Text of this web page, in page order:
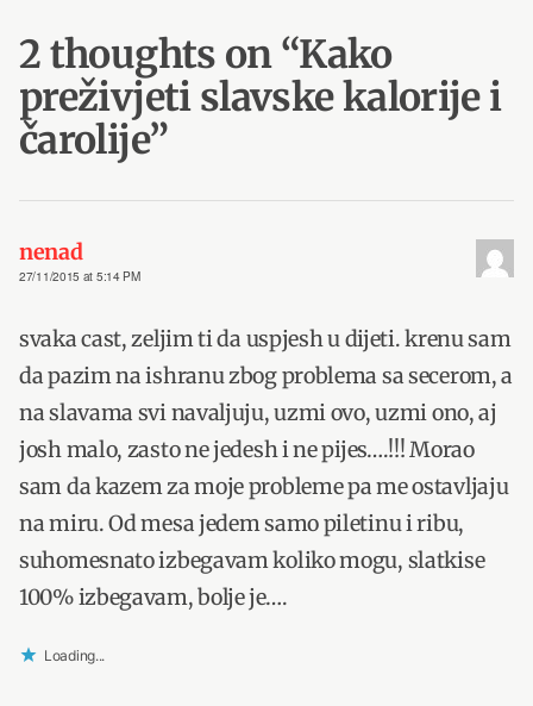
2 thoughts on “Kako
preživjeti slavske kalorije i
čarolije”
nenad
27/11/2015 at 5:14 PM
svaka cast, zeljim ti da uspjesh u dijeti. krenu sam
da pazim na ishranu zbog problema sa secerom, a
na slavama svi navaljuju, uzmi ovo, uzmi ono, aj
josh malo, zasto ne jedesh i ne pijes….!!! Morao
sam da kazem za moje probleme pa me ostavljaju
na miru. Od mesa jedem samo piletinu i ribu,
suhomesnato izbegavam koliko mogu, slatkise
100% izbegavam, bolje je….
Loading...